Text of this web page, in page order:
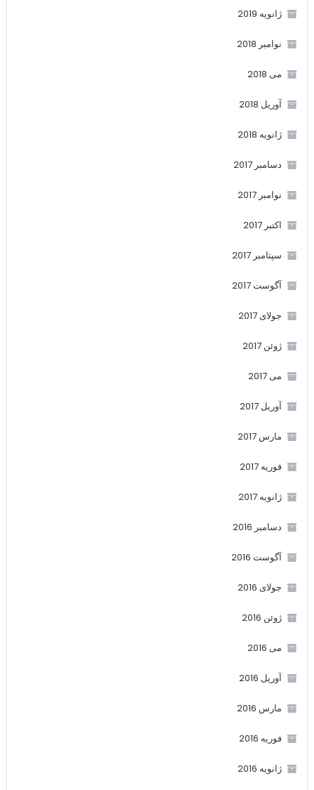
ژانویه 2019
نوامبر 2018
می 2018
آوریل 2018
ژانویه 2018
دسامبر 2017
نوامبر 2017
اکتبر 2017
سپتامبر 2017
آگوست 2017
جولای 2017
ژوئن 2017
می 2017
آوریل 2017
مارس 2017
فوریه 2017
ژانویه 2017
دسامبر 2016
آگوست 2016
جولای 2016
ژوئن 2016
می 2016
آوریل 2016
مارس 2016
فوریه 2016
ژانویه 2016